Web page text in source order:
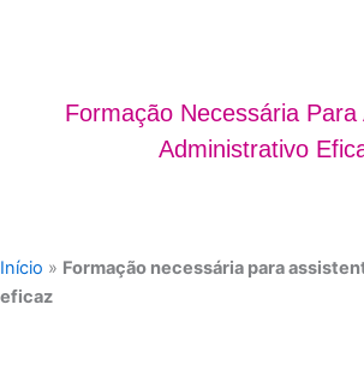
Formação Necessária Para
Administrativo
Início » Formação necessária para
eficaz